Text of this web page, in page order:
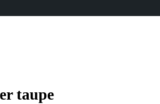
taupe